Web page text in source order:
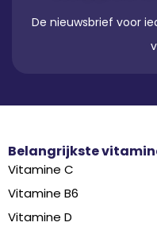
De nieuwsbrief voor
Belangrijkste
Vitamine C
Vitamine B6
Vitamine D